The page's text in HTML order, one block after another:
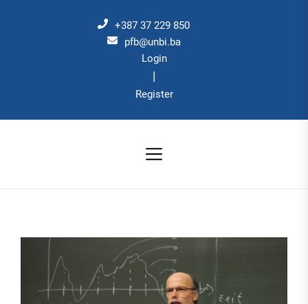
+387 37 229 850
pfb@unbi.ba
Login
|
Register